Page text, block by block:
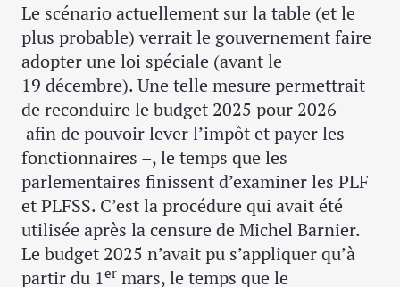
Le scénario actuellement sur la table (et le
plus probable) verrait le gouvernement faire
adopter une loi spéciale (avant le
19 décembre). Une telle mesure permettrait
de reconduire le budget 2025 pour 2026 –
afin de pouvoir lever l’impôt et payer les
fonctionnaires –, le temps que les
parlementaires finissent d’examiner les PLF
et PLFSS. C’est la procédure qui avait été
utilisée après la censure de Michel Barnier.
Le budget 2025 n’avait pu s’appliquer qu’à
partir du 1er mars, le temps que le